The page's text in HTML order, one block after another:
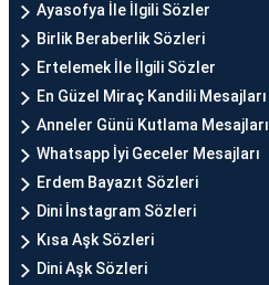
Ayasofya İle İlgili Sözler
Birlik Beraberlik Sözleri
Ertelemek İle İlgili Sözler
En Güzel Miraç Kandili Mesajları
Anneler Günü Kutlama Mesajları
Whatsapp İyi Geceler Mesajları
Erdem Bayazıt Sözleri
Dini İnstagram Sözleri
Kısa Aşk Sözleri
Dini Aşk Sözleri